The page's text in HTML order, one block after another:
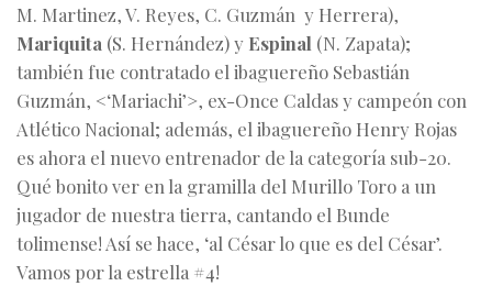
M. Martinez, V. Reyes, C. Guzmán y Herrera),
Mariquita (S. Hernández) y Espinal (N. Zapata);
también fue contratado el ibaguereño Sebastián
Guzmán, <‘Mariachi’>, ex-Once Caldas y campeón con
Atlético Nacional; además, el ibaguereño Henry Rojas
es ahora el nuevo entrenador de la categoría sub-20.
Qué bonito ver en la gramilla del Murillo Toro a un
jugador de nuestra tierra, cantando el Bunde
tolimense! Así se hace, ‘al César lo que es del César’.
Vamos por la estrella #4!